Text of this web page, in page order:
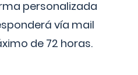
personalizada
vía mail
de 72 horas.